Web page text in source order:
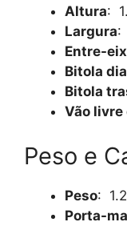
Altura:
Largura:
Entre-
Bitola
Bitola
Vão livre
Peso e
Peso:
Porta-